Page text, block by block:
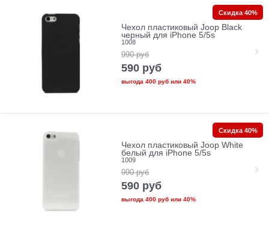
Чехол пластиковый Joop Black
черный для iPhone 5/5s
1008
990 руб
590 руб
выгода 400 рубили 40%
Скидка 40%
Чехол пластиковый Joop White
белый для iPhone 5/5s
1009
990 руб
590 руб
выгода 400 рубили 40%
Скидка 40%